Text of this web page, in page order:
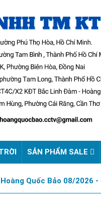
SẢN PHẨM SALE
Quốc Bảo 08/2026 -